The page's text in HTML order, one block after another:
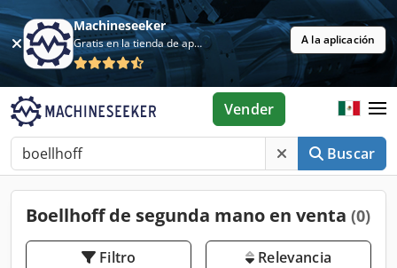
Machineseeker
Gratis en la tienda de aplicaciones A la aplicación
Buscar
Vender
Boellhoff de segunda mano en venta (0)
Filtro Relevancia